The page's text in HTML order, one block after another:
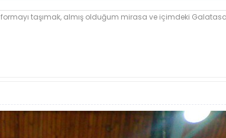
araştırıp bizlere gurur duyulacak tarihimizi öğreten,
taşımak, almış olduğum mirasa ve içimdeki